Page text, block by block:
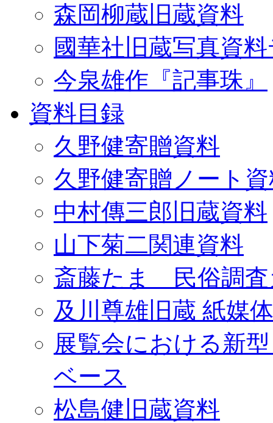
森岡柳蔵旧蔵資料
國華社旧蔵写真資
今泉雄作『記事珠』
資料目録
久野健寄贈資料
久野健寄贈ノート
中村傳三郎旧蔵資料
山下菊二関連資料
斎藤たま 民俗調査
及川尊雄旧蔵 紙媒
展覧会における新
ベース
松島健旧蔵資料